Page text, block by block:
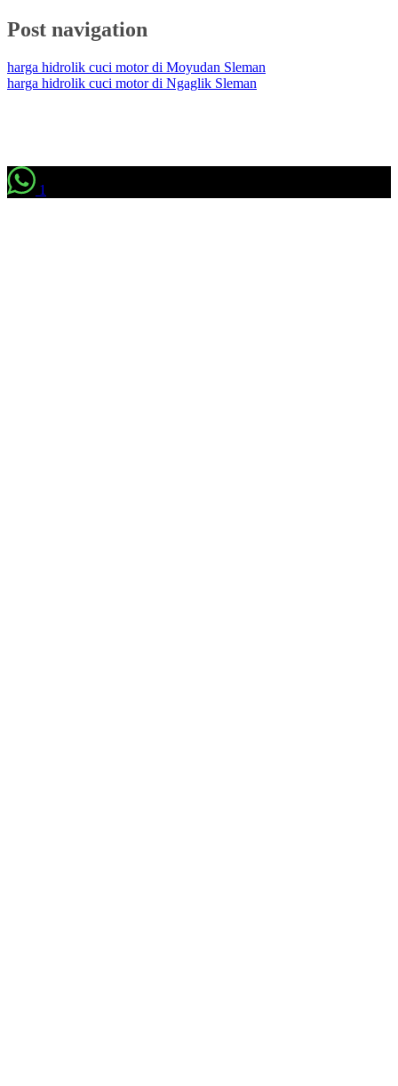
Post navigation
harga hidrolik cuci motor di Moyudan Sleman
harga hidrolik cuci motor di Ngaglik Sleman
1